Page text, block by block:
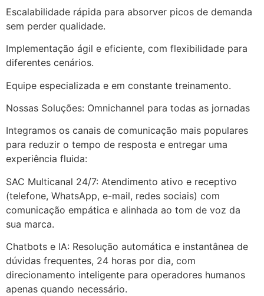
Escalabilidade rápida para absorver picos de demanda
sem perder qualidade.
Implementação ágil e eficiente, com flexibilidade para
diferentes cenários.
Equipe especializada e em constante treinamento.
Nossas Soluções: Omnichannel para todas as jornadas
Integramos os canais de comunicação mais populares
para reduzir o tempo de resposta e entregar uma
experiência fluida:
SAC Multicanal 24/7: Atendimento ativo e receptivo
(telefone, WhatsApp, e-mail, redes sociais) com
comunicação empática e alinhada ao tom de voz da
sua marca.
Chatbots e IA: Resolução automática e instantânea de
dúvidas frequentes, 24 horas por dia, com
direcionamento inteligente para operadores humanos
apenas quando necessário.